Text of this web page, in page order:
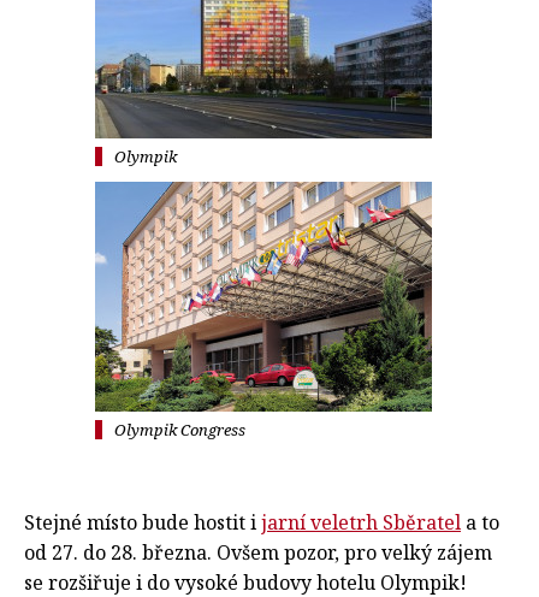
Olympik
Olympik Congress
Stejné místo bude hostit ijarní veletrh Sběratel a to
od 27. do 28. března. Ovšem pozor, pro velký zájem
se rozšiřuje i do vysoké budovy hotelu Olympik!